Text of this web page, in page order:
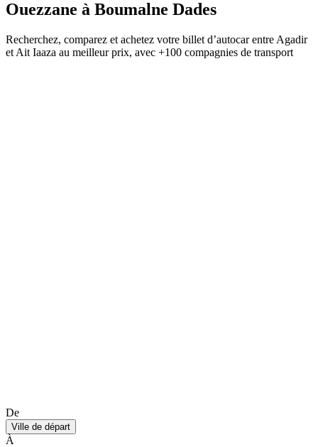
Ouezzane à Boumalne Dades
Recherchez, comparez et achetez votre billet d’autocar entre Agadir
et Ait Iaaza au meilleur prix, avec +100 compagnies de transport
De
Ville de départ
À